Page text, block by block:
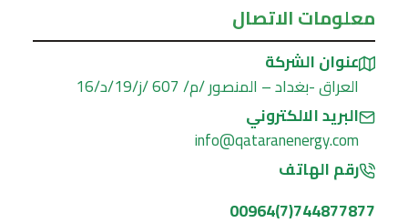
معلومات الاتصال
عنوان الشركة
العراق -بغداد – المنصور /م/ 607 /ز/19/د/16
البريد الالكتروني
info@qataranenergy.com
رقم الهاتف
744877877(7)00964